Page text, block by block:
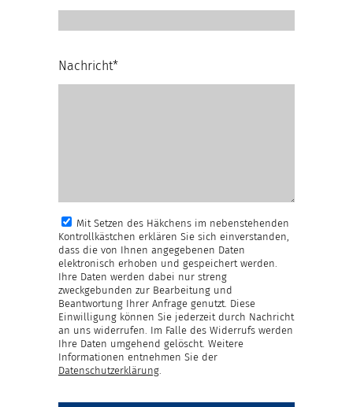
Nachricht*
Mit Setzen des Häkchens im nebenstehenden
Kontrollkästchen erklären Sie sich einverstanden,
dass die von Ihnen angegebenen Daten
elektronisch erhoben und gespeichert werden.
Ihre Daten werden dabei nur streng
zweckgebunden zur Bearbeitung und
Beantwortung Ihrer Anfrage genutzt. Diese
Einwilligung können Sie jederzeit durch Nachricht
an uns widerrufen. Im Falle des Widerrufs werden
Ihre Daten umgehend gelöscht. Weitere
Informationen entnehmen Sie der
Datenschutzerklärung